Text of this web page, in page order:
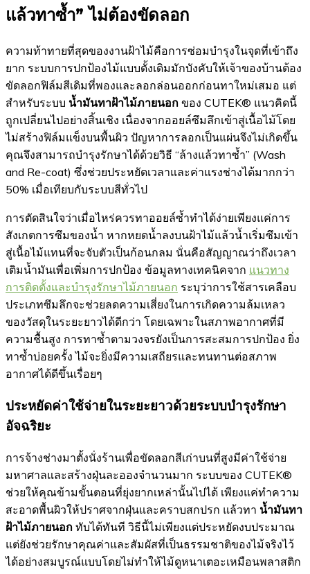
แล้วทาซ้ำ” ไม่ต้องขัดลอก
ความท้าทายที่สุดของงานฝ้าไม้คือการซ่อมบำรุงในจุดที่เข้าถึง
ยาก ระบบการปกป้องไม้แบบดั้งเดิมมักบังคับให้เจ้าของบ้านต้อง
ขัดลอกฟิล์มสีเดิมที่พองและลอกล่อนออกก่อนทาใหม่เสมอ แต่
สำหรับระบบ น้ำมันทาฝ้าไม้ภายนอก ของ CUTEK® แนวคิดนี้
ถูกเปลี่ยนไปอย่างสิ้นเชิง เนื่องจากออยล์ซึมลึกเข้าสู่เนื้อไม้โดย
ไม่สร้างฟิล์มแข็งบนพื้นผิว ปัญหาการลอกเป็นแผ่นจึงไม่เกิดขึ้น
คุณจึงสามารถบำรุงรักษาได้ด้วยวิธี “ล้างแล้วทาซ้ำ” (Wash
and Re-coat) ซึ่งช่วยประหยัดเวลาและค่าแรงช่างได้มากกว่า
50% เมื่อเทียบกับระบบสีทั่วไป
การตัดสินใจว่าเมื่อไหร่ควรทาออยล์ซ้ำทำได้ง่ายเพียงแค่การ
สังเกตการซึมของน้ำ หากหยดน้ำลงบนฝ้าไม้แล้วน้ำเริ่มซึมเข้า
สู่เนื้อไม้แทนที่จะจับตัวเป็นก้อนกลม นั่นคือสัญญาณว่าถึงเวลา
เติมน้ำมันเพื่อเพิ่มการปกป้อง ข้อมูลทางเทคนิคจาก แนวทาง
การติดตั้งและบำรุงรักษาไม้ภายนอก ระบุว่าการใช้สารเคลือบ
ประเภทซึมลึกจะช่วยลดความเสี่ยงในการเกิดความล้มเหลว
ของวัสดุในระยะยาวได้ดีกว่า โดยเฉพาะในสภาพอากาศที่มี
ความชื้นสูง การทาซ้ำตามวงจรยังเป็นการสะสมการปกป้อง ยิ่ง
ทาซ้ำบ่อยครั้ง ไม้จะยิ่งมีความเสถียรและทนทานต่อสภาพ
อากาศได้ดีขึ้นเรื่อยๆ
ประหยัดค่าใช้จ่ายในระยะยาวด้วยระบบบำรุงรักษา
อัจฉริยะ
การจ้างช่างมาตั้งนั่งร้านเพื่อขัดลอกสีเก่าบนที่สูงมีค่าใช้จ่าย
มหาศาลและสร้างฝุ่นละอองจำนวนมาก ระบบของ CUTEK®
ช่วยให้คุณข้ามขั้นตอนที่ยุ่งยากเหล่านั้นไปได้ เพียงแค่ทำความ
สะอาดพื้นผิวให้ปราศจากฝุ่นและคราบสกปรก แล้วทา น้ำมันทา
ฝ้าไม้ภายนอก ทับได้ทันที วิธีนี้ไม่เพียงแต่ประหยัดงบประมาณ
แต่ยังช่วยรักษาคุณค่าและสัมผัสที่เป็นธรรมชาติของไม้จริงไว้
ได้อย่างสมบูรณ์แบบโดยไม่ทำให้ไม้ดูหนาเตอะเหมือนพลาสติก